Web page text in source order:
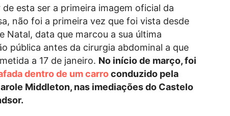
de esta ser a primeira imagem oficial da
não foi a primeira vez que foi vista desde
Natal, data que marcou a sua última
pública antes da cirurgia abdominal a que
a 17 de janeiro. No início de março, foi
dentro de um carroconduzido pela
Middleton, nas imediações do Castelo